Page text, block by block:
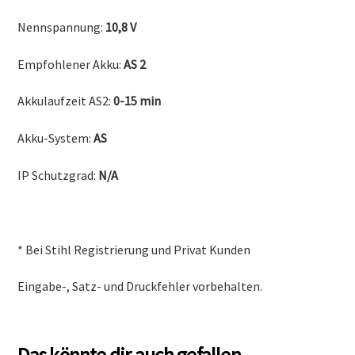
Nennspannung: 10,8 V
Empfohlener Akku:AS 2
Akkulaufzeit AS2:0-15 min
Akku-System:AS
IP Schutzgrad: N/A
* Bei Stihl Registrierung und Privat Kunden
Eingabe-, Satz- und Druckfehler vorbehalten.